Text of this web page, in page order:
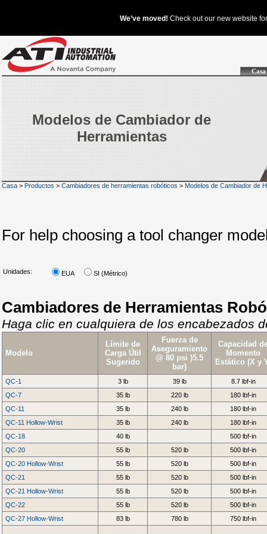
Casa
Modelos de Cambiador de
Herramientas
Casa > Productos > Cambiadores de herramientas robóticos > Modelos de Cambiador de
For help choosing a tool changer
Unidades: EUA SI (Métrico)
Cambiadores de Herramientas
Haga clic en cualquiera de los encabezados
Modelo
Límite de
Carga Útil
Sugerido
Fuerza de
Aseguramiento
@ 80 psi )5.5
bar)
Capacidad
Momento
Estático (X y
QC-1 3 lb 39 lb
8.7 lbf-in
QC-7
35 lb 220 lb
180 lbf-in
QC-11
35 lb 240 lb
180 lbf-in
QC-11 Hollow-Wrist
35 lb 240 lb
180 lbf-in
QC-18
40 lb
500 lbf-in
QC-20
55 lb 520 lb
500 lbf-in
QC-20 Hollow-Wrist
55 lb 520 lb
500 lbf-in
QC-21
55 lb 520 lb
500 lbf-in
QC-21 Hollow-Wrist
55 lb 520 lb
500 lbf-in
QC-22
55 lb 520 lb
500 lbf-in
QC-27 Hollow-Wrist
83 lb 780 lb 750 lbf-in